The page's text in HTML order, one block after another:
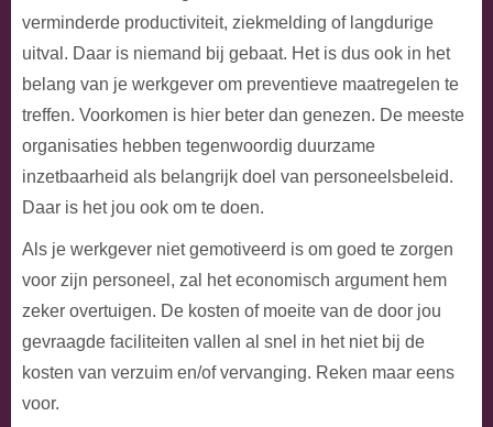
verminderde productiviteit, ziekmelding of langdurige
uitval. Daar is niemand bij gebaat. Het is dus ook in het
belang van je werkgever om preventieve maatregelen te
treffen. Voorkomen is hier beter dan genezen. De meeste
organisaties hebben tegenwoordig duurzame
inzetbaarheid als belangrijk doel van personeelsbeleid.
Daar is het jou ook om te doen.
Als je werkgever niet gemotiveerd is om goed te zorgen
voor zijn personeel, zal het economisch argument hem
zeker overtuigen. De kosten of moeite van de door jou
gevraagde faciliteiten vallen al snel in het niet bij de
kosten van verzuim en/of vervanging. Reken maar eens
voor.